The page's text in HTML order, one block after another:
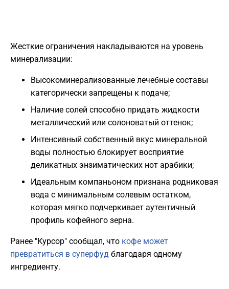
Жесткие ограничения накладываются на уровень
минерализации:
Высокоминерализованные лечебные составы
категорически запрещены к подаче;
Наличие солей способно придать жидкости
металлический или солоноватый оттенок;
Интенсивный собственный вкус минеральной
воды полностью блокирует восприятие
деликатных энзиматических нот арабики;
Идеальным компаньоном признана родниковая
вода с минимальным солевым остатком,
которая мягко подчеркивает аутентичный
профиль кофейного зерна.
Ранее "Курсор" сообщал, что кофе может
превратиться в суперфуд благодаря одному
ингредиенту.